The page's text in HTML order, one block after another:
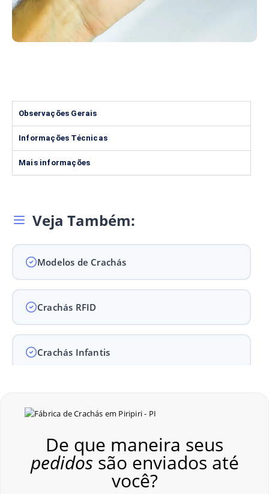
Observações Gerais
Informações Técnicas
Mais informações
Veja Também:
Modelos de Crachás
Crachás RFID
Crachás Infantis
Crachás para Eventos
Perguntas Frequentes
De que maneira seus
pedidos são enviados até
você?